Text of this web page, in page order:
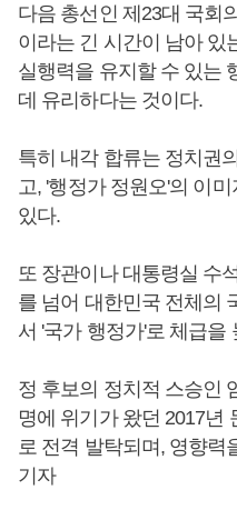
다음 총선인 제23대 국회
이라는 긴 시간이 남아 있
실행력을 유지할 수 있는
데 유리하다는 것이다.
특히 내각 합류는 정치권
고, '행정가 정원오'의 이
있다.
또 장관이나 대통령실 수
를 넘어 대한민국 전체의
서 '국가 행정가'로 체급을
정 후보의 정치적 스승인
명에 위기가 왔던 2017년
로 전격 발탁되며, 영향력
기자